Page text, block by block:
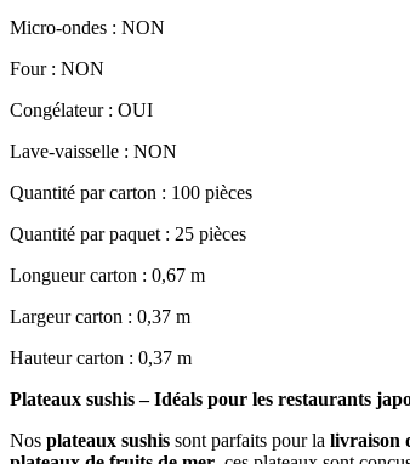
Micro-ondes : NON
Four : NON
Congélateur : OUI
Lave-vaisselle : NON
Quantité par carton : 100 pièces
Quantité par paquet : 25 pièces
Longueur carton : 0,67 m
Largeur carton : 0,37 m
Hauteur carton : 0,37 m
Plateaux sushis – Idéals pour les restaurants
Nos plateaux sushis sont parfaits pour la livraison